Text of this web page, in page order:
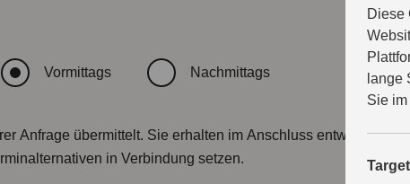
Diese
lange
Sie
Vormittags Nachmittags
Anfrage übermittelt. Sie erhalten im Anschluss entweder
in Verbindung setzen.